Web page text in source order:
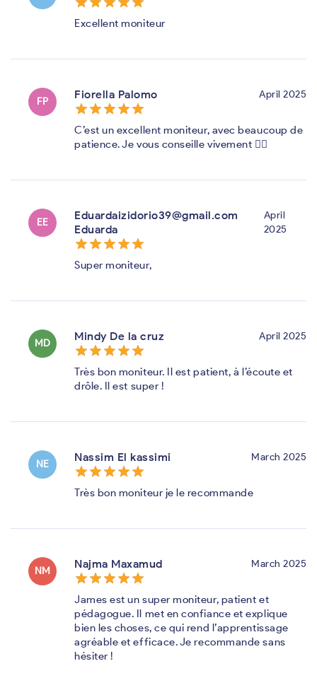
Excellent moniteur
FP
Fiorella Palomo
star_border
star star_border
star star_border
star star_border
star star_border
star
April 2025
C’est un excellent moniteur, avec beaucoup de
patience. Je vous conseille vivement 👍🏼
EE
Eduardaizidorio39@gmail.com
Eduarda
star_border
star star_border
star star_border
star star_border
star star_border
star
April
2025
Super moniteur,
MD
Mindy De la cruz
star_border
star star_border
star star_border
star star_border
star star_border
star
April 2025
Très bon moniteur. Il est patient, à l’écoute et
drôle. Il est super !
NE
Nassim El kassimi
star_border
star star_border
star star_border
star star_border
star star_border
star
March 2025
Très bon moniteur je le recommande
NM
Najma Maxamud
star_border
star star_border
star star_border
star star_border
star star_border
star
March 2025
James est un super moniteur, patient et
pédagogue. Il met en confiance et explique
bien les choses, ce qui rend l’apprentissage
agréable et efficace. Je recommande sans
hésiter !